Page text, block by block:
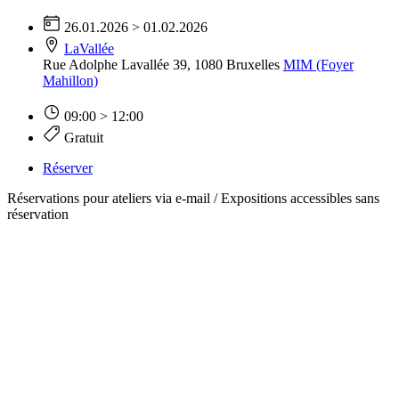
26.01.2026 > 01.02.2026
LaVallée
Rue Adolphe Lavallée 39, 1080 Bruxelles MIM (Foyer
Mahillon)
09:00 > 12:00
Gratuit
Réserver
Réservations pour ateliers via e-mail / Expositions accessibles sans
réservation